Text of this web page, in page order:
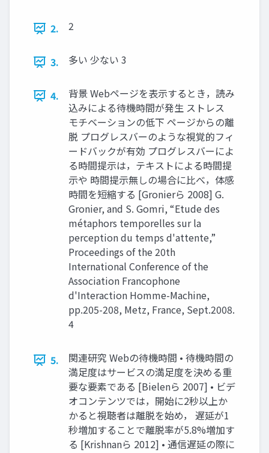
2. 2
3. 多い 少ない 3
4.
背景 Webページを表示するとき，読み
込みによる待機時間が発生 ストレス
モチベーションの低下 ページからの離
脱 プログレスバーのような視覚的フィ
ードバックが有効 プログレスバーによ
る時間提示は，テキストによる時間提
示や 時間提示無しの場合に比べ，体感
時間を短縮する [Gronierら 2008] G.
Gronier, and S. Gomri, “Etude des
métaphors temporelles sur la
perception du temps d'attente,”
Proceedings of the 20th
International Conference of the
Association Francophone
d'Interaction Homme-Machine,
pp.205-208, Metz, France, Sept.2008.
4
5.
関連研究 Webの待機時間 • 待機時間の
満足度はサービスの満足度を決める重
要な要素である [Bielenら 2007] • ビデ
オコンテンツでは，開始に2秒以上か
かると視聴者は離脱を始め， 遅延が1
秒増加することで離脱率が5.8%増加す
る [Krishnanら 2012] • 通信遅延の際に